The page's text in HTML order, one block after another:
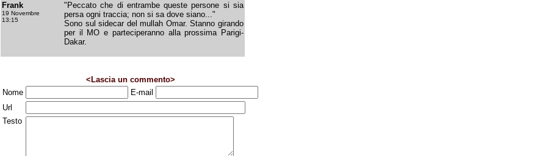
Frank
19 Novembre
13:15
"Peccato che di entrambe queste persone si sia
persa ogni traccia; non si sa dove siano..."
Sono sul sidecar del mullah Omar. Stanno girando
per il MO e parteciperanno alla prossima Parigi-
Dakar.
<Lascia un commento>
Nome
E-mail
Url
Testo